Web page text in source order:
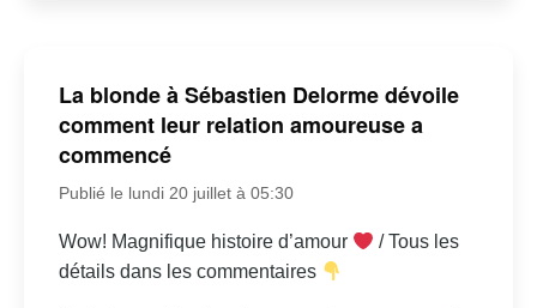
La blonde à Sébastien Delorme dévoile
comment leur relation amoureuse a
commencé
Publié le lundi 20 juillet à 05:30
Wow! Magnifique histoire d’amour
/ Tous les
détails dans les commentaires